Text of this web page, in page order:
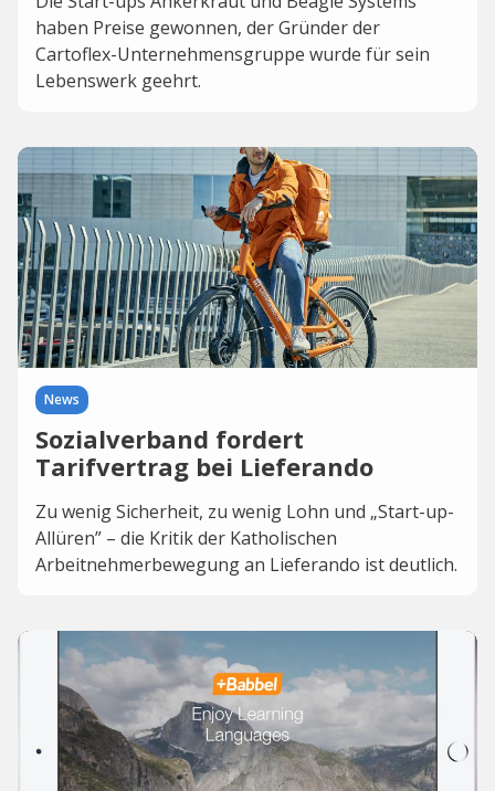
haben Preise gewonnen, der Gründer der
Cartoflex-Unternehmensgruppe wurde für sein
Lebenswerk geehrt.
News
Sozialverband fordert
Tarifvertrag bei Lieferando
Zu wenig Sicherheit, zu wenig Lohn und „Start-up-
Allüren” – die Kritik der Katholischen
Arbeitnehmerbewegung an Lieferando ist deutlich.